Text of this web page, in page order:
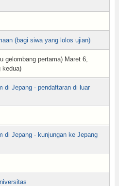
(bagi siwa yang lolos ujian)
gelombang pertama) Maret 6,
kedua)
di Jepang - pendaftaran di luar
di Jepang - kunjungan ke Jepang